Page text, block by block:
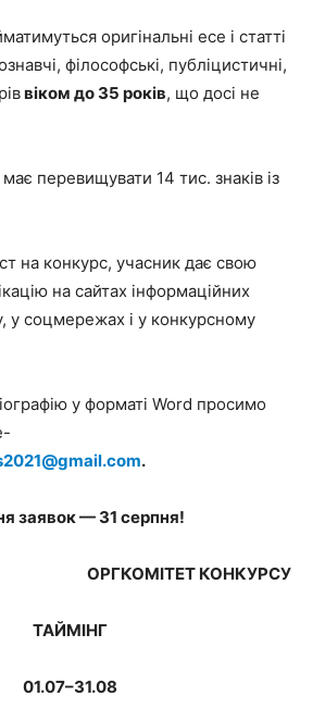
оригінальні есе і статті
філософські, публіцистичні,
віком до 35 років, що досі не
перевищувати 14 тис. знаків із
на конкурс, учасник дає свою
на сайтах інформаційних
у соцмережах і у конкурсному
у форматі Word просимо
.
заявок — 31 серпня!
ОРГКОМІТЕТ КОНКУРСУ
ТАЙМІНГ
01.07–31.08